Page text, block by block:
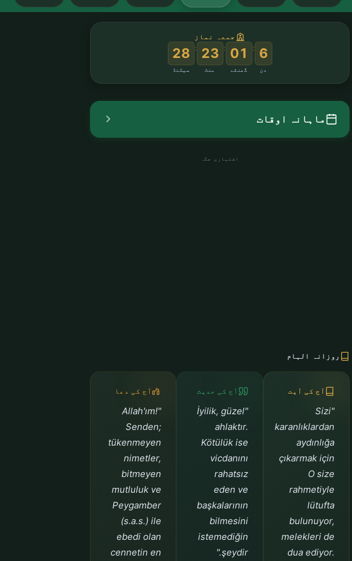
جمعہ نماز
6
دن
:
01
گھنٹے
:
23
منٹ
:
27
سیکنڈ
ماہانہ اوقات
اشتہاری جگہ
روزانہ الہام
آج کی آیت
"Sizi
karanlıklardan
aydınlığa
çıkarmak için
O size
rahmetiyle
lütufta
bulunuyor,
melekleri de
dua ediyor.
آج کی حدیث
"İyilik, güzel
ahlaktır.
Kötülük ise
vicdanını
rahatsız
eden ve
başkalarının
bilmesini
istemediğin
şeydir."
آج کی دعا
"Allah'ım!
Senden;
tükenmeyen
nimetler,
bitmeyen
mutluluk ve
Peygamber
(s.a.s.) ile
ebedi olan
cennetin en